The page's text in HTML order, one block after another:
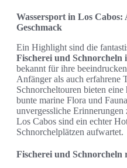
Wassersport in Los
Geschmack
Ein Highlight sind die
Fischerei und Schnorcheln
bekannt für ihre
Anfänger als auch erfahrene
Schnorcheltouren bieten
bunte marine Flora und
unvergessliche
Los Cabos sind ein echter
Schnorchelplätzen aufwartet.
Fischerei und